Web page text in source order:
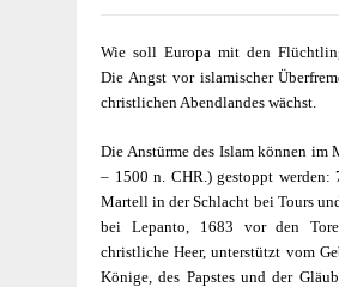
Wie soll Europa mit den
Die Angst vor islamischer
christlichen Abendlandes wächst.
Die Anstürme des Islam können im
– 1500 n. CHR.) gestoppt werden:
Martell in der Schlacht bei Tours
bei Lepanto, 1683 vor den
christliche Heer, unterstützt vom
Könige, des Papstes und der